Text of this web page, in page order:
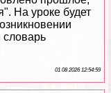
На уроке будет
словарь
01 08 2026 12:54:59